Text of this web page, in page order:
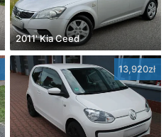
2011' Kia Ceed
13,920zł